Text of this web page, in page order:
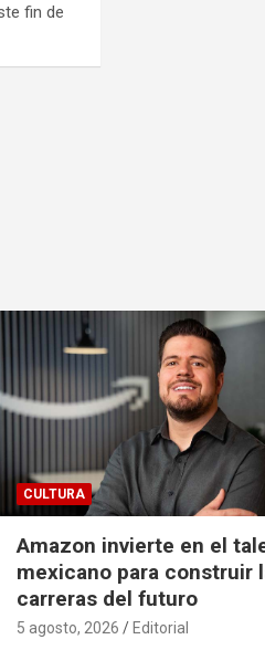
fin de
CULTURA
Amazon invierte en el
mexicano para construir
carreras del futuro
5 agosto, 2026 Editorial